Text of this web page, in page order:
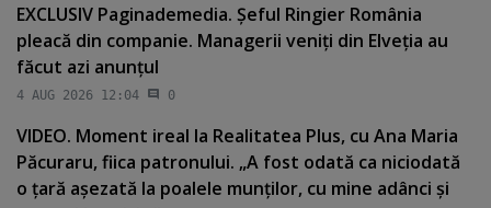
EXCLUSIV Paginademedia. Şeful Ringier România
pleacă din companie. Managerii veniţi din Elveţia au
făcut azi anunţul
4 AUG 2026 12:04 0
VIDEO. Moment ireal la Realitatea Plus, cu Ana Maria
Păcuraru, fiica patronului. „A fost odată ca niciodată
o ţară aşezată la poalele munţilor, cu mine adânci şi